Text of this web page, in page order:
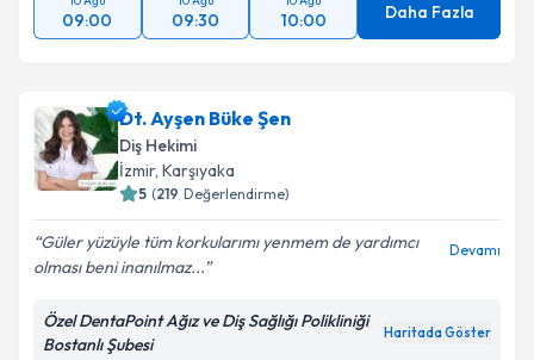
09:00 09:30 10:00 Daha Fazla
Dt. Ayşen Büke Şen
Diş Hekimi
İzmir, Karşıyaka
5 (219 Değerlendirme)
Güler yüzüyle tüm korkularımı yenmem de yardımcı
olması beni inanılmaz...
Devamı
Özel DentaPoint Ağız ve Diş Sağlığı Polikliniği
Bostanlı Şubesi
Haritada Göster